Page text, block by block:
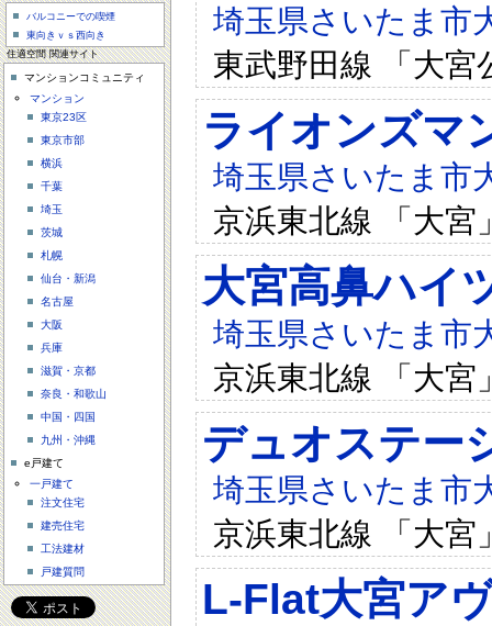
埼玉県さいたま市
東武野田線 「大宮
ライオンズマ
埼玉県さいたま市
京浜東北線 「大宮
大宮高鼻ハイ
埼玉県さいたま市
京浜東北線 「大宮
デュオステー
埼玉県さいたま市
京浜東北線 「大宮
L-Flat大宮ア
バルコニーでの喫煙
東向きｖｓ西向き
住適空間 関連サイト
マンションコミュニティ
マンション
東京23区
東京市部
横浜
千葉
埼玉
茨城
札幌
仙台・新潟
名古屋
大阪
兵庫
滋賀・京都
奈良・和歌山
中国・四国
九州・沖縄
e戸建て
一戸建て
注文住宅
建売住宅
工法建材
戸建質問